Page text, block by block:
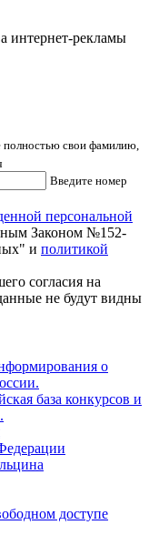
интернет-рекламы
полностью свои фамилию,
Введите номер
персональной
Законом №152-
и политикой
согласия на
не будут видны